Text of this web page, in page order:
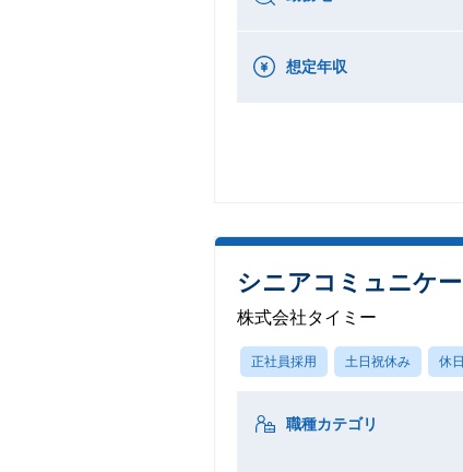
想定年収
シニアコミュニケ
株式会社タイミー
正社員採用 土日祝休み 休
職種カテゴリ